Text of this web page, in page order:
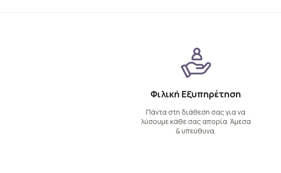
Φιλική Εξυπηρέτηση
Πάντα στη διάθεση σας για να
λύσουμε κάθε σας απορία. Άμεσα
& υπεύθυνα.